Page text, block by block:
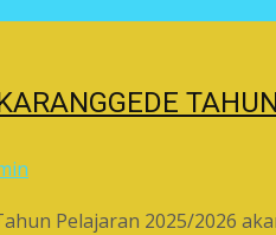
Pelajaran 2025/2026